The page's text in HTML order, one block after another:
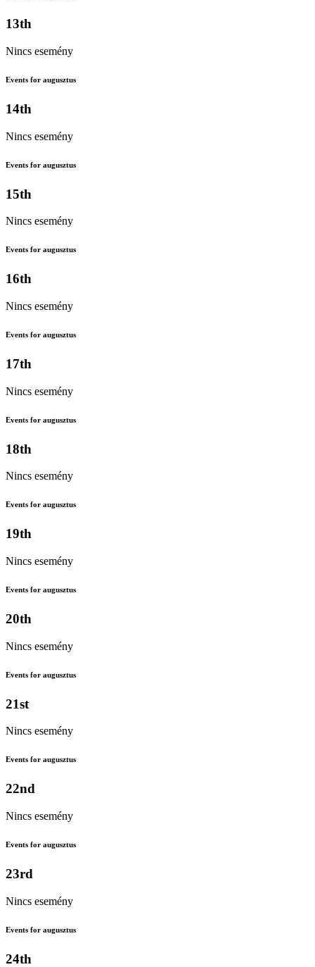
13th
Nincs esemény
Events for augusztus
14th
Nincs esemény
Events for augusztus
15th
Nincs esemény
Events for augusztus
16th
Nincs esemény
Events for augusztus
17th
Nincs esemény
Events for augusztus
18th
Nincs esemény
Events for augusztus
19th
Nincs esemény
Events for augusztus
20th
Nincs esemény
Events for augusztus
21st
Nincs esemény
Events for augusztus
22nd
Nincs esemény
Events for augusztus
23rd
Nincs esemény
Events for augusztus
24th